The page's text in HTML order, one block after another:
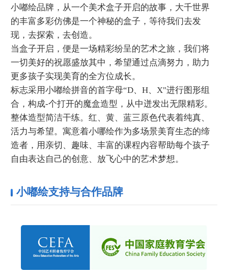
小嘟绘品牌，从一个美术盒子开启的故事，大千世界
的丰富多彩仿佛是一个神秘的盒子，等待我们去发
现，去探索，去创造。
当盒子开启，便是一场精彩纷呈的艺术之旅，我们将
一切美好的祝愿盛放其中，希望通过点滴努力，助力
更多孩子实现美育的全方位成长。
标志采用小嘟绘拼音的首字母“D、H、X"进行图形组
合，构成-个打开的魔盒造型，从中迸发出无限精彩。
整体造型简洁干练。红、黄、蓝三原色代表着纯真、
活力与希望。寓意着小哪绘作为多场景美育生态的缔
造者，用亲切、趣味、丰富的课程内容帮助每个孩子
自由表达自己的创意、放飞心中的艺术梦想。
小嘟绘支持与合作品牌